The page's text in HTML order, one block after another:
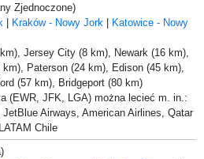
Zjednoczone)
| Kraków - Nowy Jork | Katowice - Nowy
Jersey City (8 km), Newark (16 km),
Paterson (24 km), Edison (45 km),
(57 km), Bridgeport (80 km)
(EWR, JFK, LGA) można lecieć m. in.:
Airways, American Airlines, Qatar
Chile